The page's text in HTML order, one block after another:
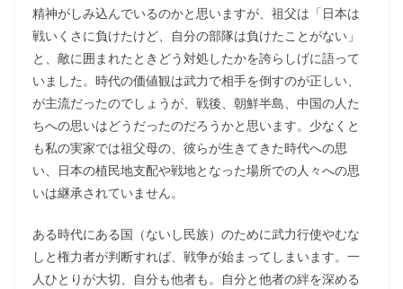
精神がしみ込んでいるのかと思いますが、祖父は「日本は
戦いくさに負けたけど、自分の部隊は負けたことがない」
と、敵に囲まれたときどう対処したかを誇らしげに語って
いました。時代の価値観は武力で相手を倒すのが正しい、
が主流だったのでしょうが、戦後、朝鮮半島、中国の人た
ちへの思いはどうだったのだろうかと思います。少なくと
も私の実家では祖父母の、彼らが生きてきた時代への思
い、日本の植民地支配や戦地となった場所での人々への思
いは継承されていません。
ある時代にある国（ないし民族）のために武力行使やむな
しと権力者が判断すれば、戦争が始まってしまいます。一
人ひとりが大切、自分も他者も。自分と他者の絆を深める